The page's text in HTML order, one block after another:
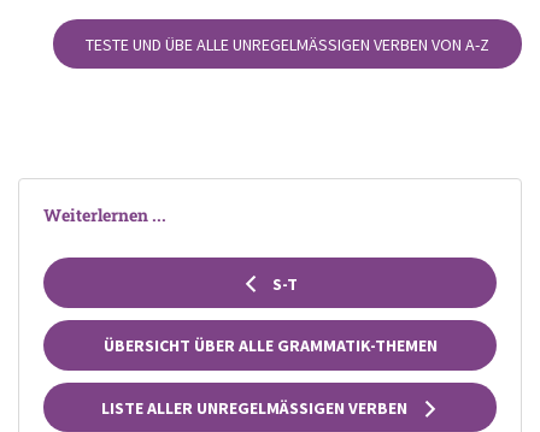
TESTE UND ÜBE ALLE UNREGELMÄSSIGEN VERBEN VON A-Z
Weiterlernen ...
S-T
ÜBERSICHT ÜBER ALLE GRAMMATIK-THEMEN
LISTE ALLER UNREGELMÄSSIGEN VERBEN